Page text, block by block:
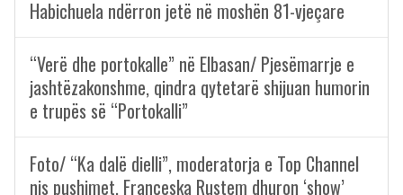
Habichuela ndërron jetë në moshën 81-vjeçare
“Verë dhe portokalle” në Elbasan/ Pjesëmarrje e
jashtëzakonshme, qindra qytetarë shijuan humorin
e trupës së “Portokalli”
Foto/ “Ka dalë dielli”, moderatorja e Top Channel
nis pushimet, Françeska Rustem dhuron ‘show’